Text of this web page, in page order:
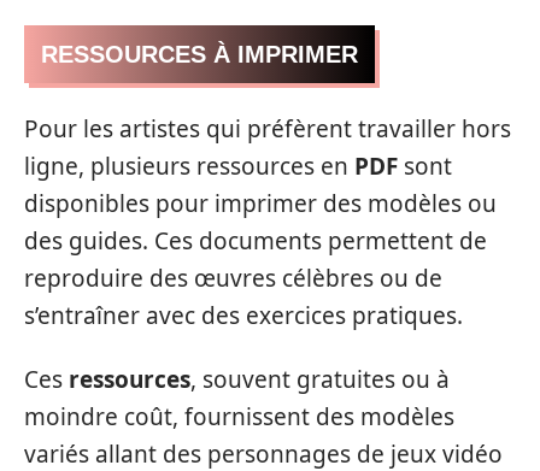
RESSOURCES À IMPRIMER
Pour les artistes qui préfèrent travailler hors
ligne, plusieurs ressources en PDF sont
disponibles pour imprimer des modèles ou
des guides. Ces documents permettent de
reproduire des œuvres célèbres ou de
s’entraîner avec des exercices pratiques.
Ces ressources, souvent gratuites ou à
moindre coût, fournissent des modèles
variés allant des personnages de jeux vidéo